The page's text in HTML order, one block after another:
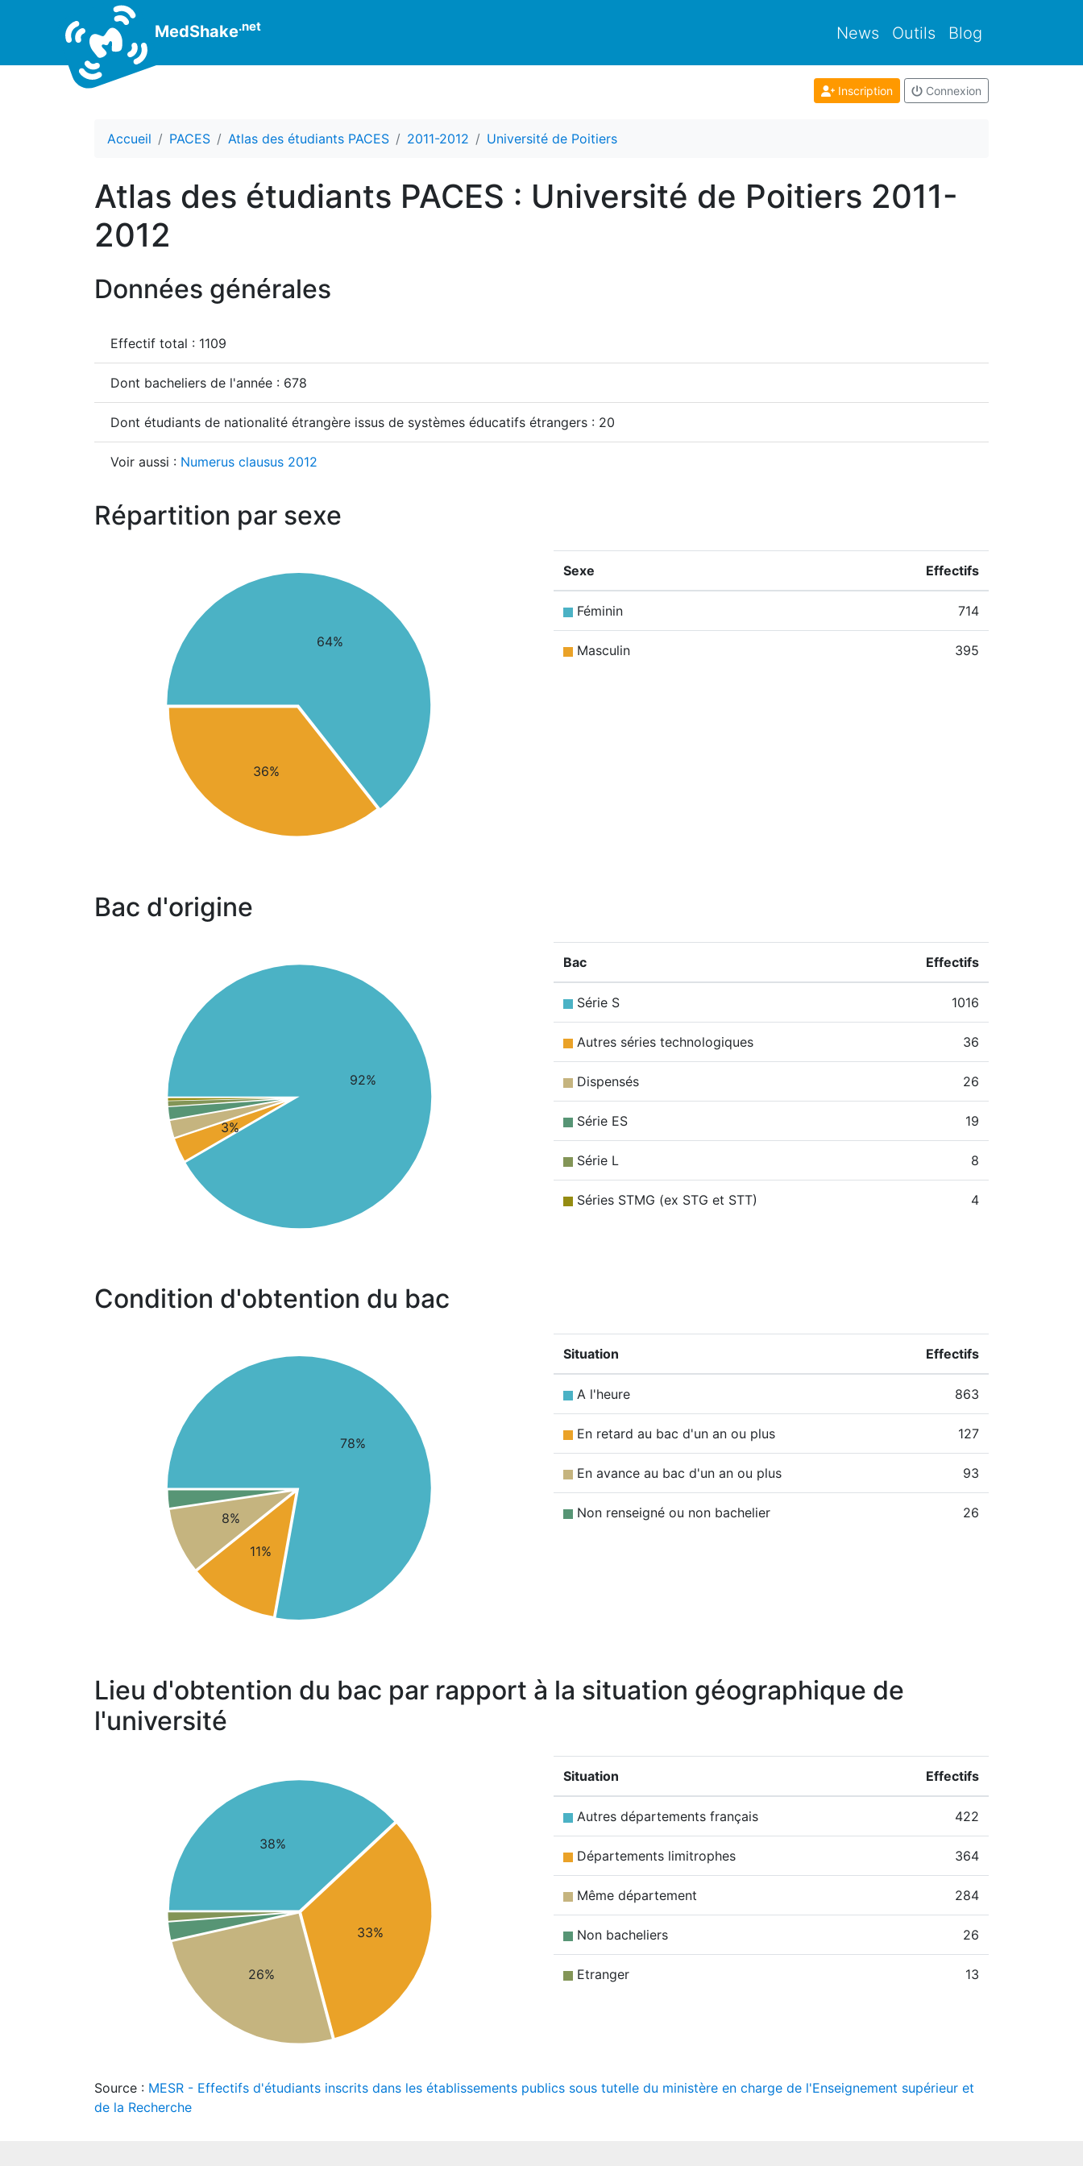
MedShake.net News Outils Blog
Inscription Connexion
Accueil PACES Atlas des étudiants PACES 2011-2012 Université de Poitiers
Atlas des étudiants PACES : Université de Poitiers 2011-
2012
Données générales
Effectif total : 1109
Dont bacheliers de l'année : 678
Dont étudiants de nationalité étrangère issus de systèmes éducatifs étrangers : 20
Voir aussi : Numerus clausus 2012
Répartition par sexe
64%
36%
Sexe Effectifs
Féminin 714
Masculin 395
Bac d'origine
92%
3%
Bac Effectifs
Série S 1016
Autres séries technologiques 36
Dispensés 26
Série ES 19
Série L 8
Séries STMG (ex STG et STT) 4
Condition d'obtention du bac
78%
11%
8%
Situation Effectifs
A l'heure 863
En retard au bac d'un an ou plus 127
En avance au bac d'un an ou plus 93
Non renseigné ou non bachelier 26
Lieu d'obtention du bac par rapport à la situation géographique de
l'université
38%
33%
26%
Situation Effectifs
Autres départements français 422
Départements limitrophes 364
Même département 284
Non bacheliers 26
Etranger 13
Source : MESR - Effectifs d'étudiants inscrits dans les établissements publics sous tutelle du ministère en charge de l'Enseignement supérieur et
de la Recherche